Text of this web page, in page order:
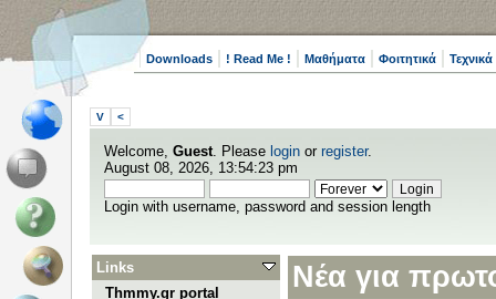
Downloads ! Read Me ! Μαθήματα Φοιτητικά
V <
Welcome, Guest. Please login or register.
August 08, 2026, 13:54:23 pm
Login with username, password and session length
Links
Thmmy.gr portal
Νέα για